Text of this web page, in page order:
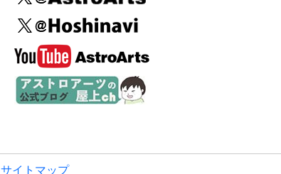
サイトマップ